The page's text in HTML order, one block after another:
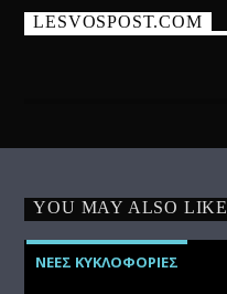
LESVOSPOST.COM
YOU MAY ALSO LIKE
ΝΕΕΣ ΚΥΚΛΟΦΟΡΙΕΣ